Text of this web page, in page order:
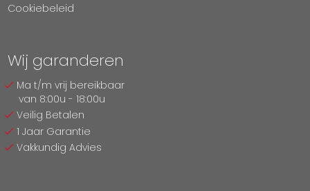
Cookiebeleid
Wij garanderen
Ma t/m vrij bereikbaar
van 8:00u - 18:00u
Veilig Betalen
1 Jaar Garantie
Vakkundig Advies